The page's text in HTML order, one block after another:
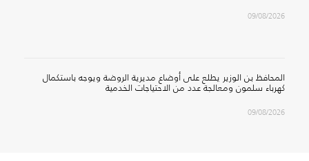
09/08/2026
المحافظ بن الوزير يطلع على أوضاع مديرية الروضة ويوجه باستكمال
كهرباء سلمون ومعالجة عدد من الاحتياجات الخدمية
09/08/2026